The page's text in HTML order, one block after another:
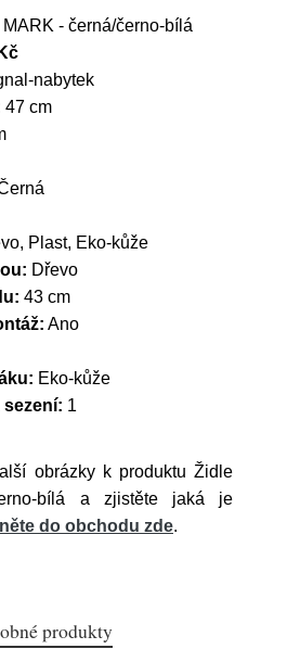
- černá/černo-bílá
nabytek
47 cm
Plast, Eko-kůže
Dřevo
43 cm
Ano
Eko-kůže
sezení: 1
obrázky k produktu Židle
bílá a zjistěte jaká je
do obchodu zde.
produkty